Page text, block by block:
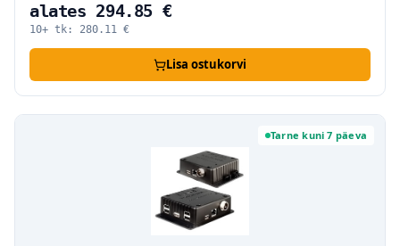
alates 294.85 €
10+ tk: 280.11 €
Lisa ostukorvi
Tarne kuni 7 päeva